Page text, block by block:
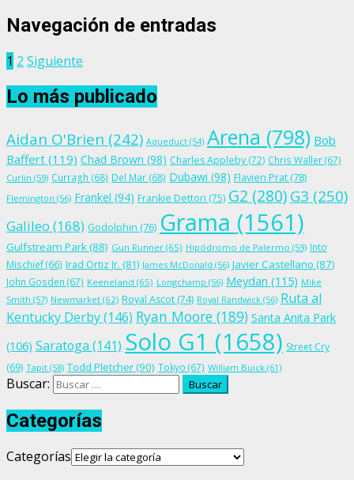
Navegación de entradas
1 2 Siguiente
Lo más publicado
Aidan O'Brien (242) Aqueduct (54) Arena (798) Bob
Baffert (119) Chad Brown (98) Charles Appleby (72) Chris Waller(67)
Curlin (59) Curragh (68) Del Mar (68) Dubawi (98) Flavien Prat (78)
Flemington (56) Frankel (94) Frankie Dettori (75) G2 (280)G3 (250)
Galileo (168) Godolphin (76) Grama (1561)
Gulfstream Park(88) Gun Runner (65) Hipódromo de Palermo (59) Into
Mischief(66) Irad Ortiz Jr. (81) James McDonald (56) Javier Castellano (87)
John Gosden (67) Keeneland (65) Longchamp (56) Meydan (115) Mike
Smith (57) Newmarket (62) Royal Ascot (74) Royal Randwick (56) Ruta al
Kentucky Derby(146) Ryan Moore (189) Santa Anita Park
(106) Saratoga (141) Solo G1 (1658) Street Cry
(69) Tapit (58) Todd Pletcher(90) Tokyo (67) William Buick (61)
Buscar:
Categorías
Categorías